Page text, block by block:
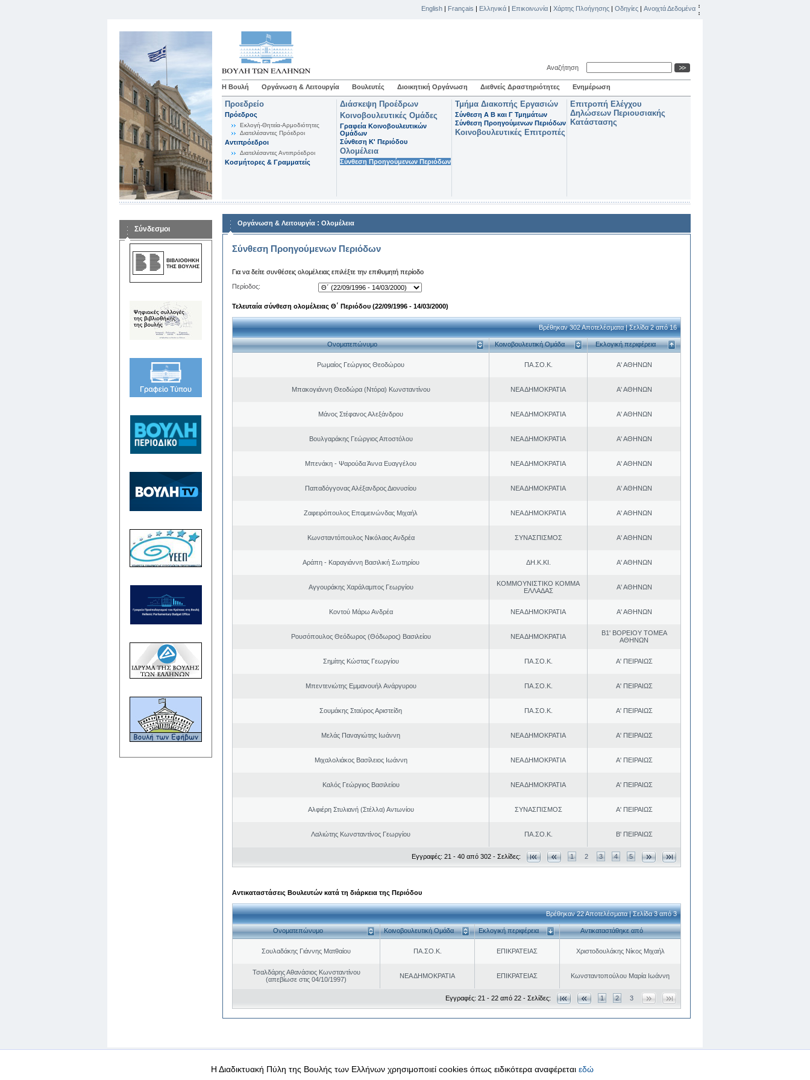
English | Français | Ελληνικά | Επικοινωνία | Χάρτης Πλοήγησης | Οδηγίες | Ανοιχτά Δεδομένα
Αναζήτηση
Η Βουλή Οργάνωση & Λειτουργία Βουλευτές Διοικητική Οργάνωση Διεθνείς Δραστηριότητες Ενημέρωση
Προεδρείο
Πρόεδρος
Εκλογή-Θητεία-Αρμοδιότητες
Διατελέσαντες Πρόεδροι
Αντιπρόεδροι
Διατελέσαντες Αντιπρόεδροι
Κοσμήτορες & Γραμματείς
Διάσκεψη Προέδρων
Κοινοβουλευτικές Ομάδες
Γραφεία Κοινοβουλευτικών
Ομάδων
Σύνθεση K' Περιόδου
Ολομέλεια
Σύνθεση Προηγούμενων Περιόδων
Τμήμα Διακοπής Εργασιών
Σύνθεση Α Β και Γ Τμημάτων
Σύνθεση Προηγούμενων Περιόδων
Κοινοβουλευτικές Επιτροπές
Επιτροπή Ελέγχου
Δηλώσεων Περιουσιακής
Κατάστασης
Σύνδεσμοι
Οργάνωση & Λειτουργία : Ολομέλεια
Σύνθεση Προηγούμενων Περιόδων
Για να δείτε συνθέσεις ολομέλειας επιλέξτε την επιθυμητή περίοδο
Περίοδος:
Τελευταία σύνθεση ολομέλειας Θ΄ Περιόδου (22/09/1996 - 14/03/2000)
Βρέθηκαν 302 Αποτελέσματα | Σελίδα 2 από 16
Ονοματεπώνυμο Κοινοβουλευτική Ομάδα Εκλογική περιφέρεια
Ρωμαίος Γεώργιος Θεοδώρου ΠΑ.ΣΟ.Κ. Α' ΑΘΗΝΩΝ
Μπακογιάννη Θεοδώρα (Ντόρα) Κωνσταντίνου ΝΕΑ ΔΗΜΟΚΡΑΤΙΑ Α' ΑΘΗΝΩΝ
Μάνος Στέφανος Αλεξάνδρου ΝΕΑ ΔΗΜΟΚΡΑΤΙΑ Α' ΑΘΗΝΩΝ
Βουλγαράκης Γεώργιος Αποστόλου ΝΕΑ ΔΗΜΟΚΡΑΤΙΑ Α' ΑΘΗΝΩΝ
Μπενάκη - Ψαρούδα Άννα Ευαγγέλου ΝΕΑ ΔΗΜΟΚΡΑΤΙΑ Α' ΑΘΗΝΩΝ
Παπαδόγγονας Αλέξανδρος Διονυσίου ΝΕΑ ΔΗΜΟΚΡΑΤΙΑ Α' ΑΘΗΝΩΝ
Ζαφειρόπουλος Επαμεινώνδας Μιχαήλ ΝΕΑ ΔΗΜΟΚΡΑΤΙΑ Α' ΑΘΗΝΩΝ
Κωνσταντόπουλος Νικόλαος Ανδρέα ΣΥΝΑΣΠΙΣΜΟΣ Α' ΑΘΗΝΩΝ
Αράπη - Καραγιάννη Βασιλική Σωτηρίου ΔΗ.Κ.ΚΙ. Α' ΑΘΗΝΩΝ
Αγγουράκης Χαράλαμπος Γεωργίου
ΚΟΜΜΟΥΝΙΣΤΙΚΟ ΚΟΜΜΑ
ΕΛΛΑΔΑΣ
Α' ΑΘΗΝΩΝ
Κοντού Μάρω Ανδρέα ΝΕΑ ΔΗΜΟΚΡΑΤΙΑ Α' ΑΘΗΝΩΝ
Ρουσόπουλος Θεόδωρος (Θόδωρος) Βασιλείου ΝΕΑ ΔΗΜΟΚΡΑΤΙΑ
Β1' ΒΟΡΕΙΟΥ ΤΟΜΕΑ
ΑΘΗΝΩΝ
Σημίτης Κώστας Γεωργίου ΠΑ.ΣΟ.Κ. Α' ΠΕΙΡΑΙΩΣ
Μπεντενιώτης Εμμανουήλ Ανάργυρου ΠΑ.ΣΟ.Κ. Α' ΠΕΙΡΑΙΩΣ
Σουμάκης Σταύρος Αριστείδη ΠΑ.ΣΟ.Κ. Α' ΠΕΙΡΑΙΩΣ
Μελάς Παναγιώτης Ιωάννη ΝΕΑ ΔΗΜΟΚΡΑΤΙΑ Α' ΠΕΙΡΑΙΩΣ
Μιχαλολιάκος Βασίλειος Ιωάννη ΝΕΑ ΔΗΜΟΚΡΑΤΙΑ Α' ΠΕΙΡΑΙΩΣ
Καλός Γεώργιος Βασιλείου ΝΕΑ ΔΗΜΟΚΡΑΤΙΑ Α' ΠΕΙΡΑΙΩΣ
Αλφιέρη Στυλιανή (Στέλλα) Αντωνίου ΣΥΝΑΣΠΙΣΜΟΣ Α' ΠΕΙΡΑΙΩΣ
Λαλιώτης Κωνσταντίνος Γεωργίου ΠΑ.ΣΟ.Κ. Β' ΠΕΙΡΑΙΩΣ
Εγγραφές: 21 - 40 από 302 - Σελίδες: 1 2 3 4 5
Αντικαταστάσεις Βουλευτών κατά τη διάρκεια της Περιόδου
Βρέθηκαν 22 Αποτελέσματα | Σελίδα 3 από 3
Ονοματεπώνυμο Κοινοβουλευτική Ομάδα Εκλογική περιφέρεια Αντικαταστάθηκε από
Σουλαδάκης Γιάννης Ματθαίου ΠΑ.ΣΟ.Κ. ΕΠΙΚΡΑΤΕΙΑΣ Χριστοδουλάκης Νίκος Μιχαήλ
Τσαλδάρης Αθανάσιος Κωνσταντίνου
(απεβίωσε στις 04/10/1997)
ΝΕΑ ΔΗΜΟΚΡΑΤΙΑ ΕΠΙΚΡΑΤΕΙΑΣ Κωνσταντοπούλου Μαρία Ιωάννη
Εγγραφές: 21 - 22 από 22 - Σελίδες: 1 2 3
Όροι χρήσης Προσωπικά δεδομένα Ασφάλεια & Πρόσβαση
Η Διαδικτυακή Πύλη της Βουλής των Ελλήνων χρησιμοποιεί cookies όπως ειδικότερα αναφέρεται εδώ